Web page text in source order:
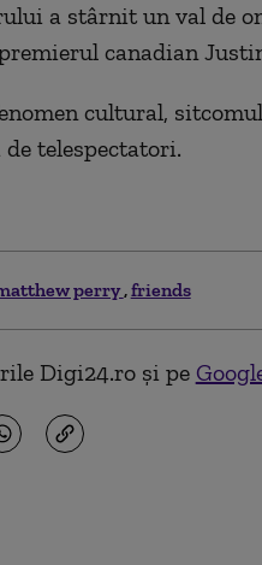
a stârnit un val de
canadian
cultural,
telespectatori.
perry friends
Digi24.ro și pe